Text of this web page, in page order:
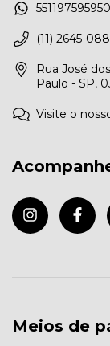
(11) 2645-
Rua José
Paulo - SP,
Visite o
Meios de